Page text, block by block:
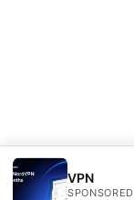
VPN
SPONSORED